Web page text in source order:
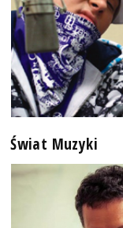
Świat Muzyki